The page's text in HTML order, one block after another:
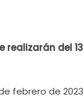
del 13
de febrero de